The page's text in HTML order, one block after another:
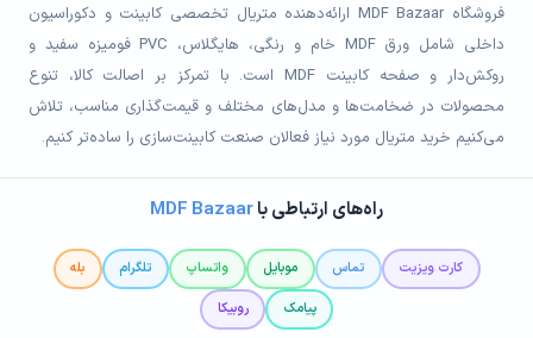
فروشگاه MDF Bazaar ارائه‌دهنده متریال تخصصی کابینت و دکوراسیون
داخلی شامل ورق MDF خام و رنگی، هایگلاس، PVC فومیزه سفید و
روکش‌دار و صفحه کابینت MDF است. با تمرکز بر اصالت کالا، تنوع
محصولات در ضخامت‌ها و مدل‌های مختلف و قیمت‌گذاری مناسب، تلاش
می‌کنیم خرید متریال مورد نیاز فعالان صنعت کابینت‌سازی را ساده‌تر کنیم.
راه‌های ارتباطی باMDF Bazaar
کارت ویزیت تماس موبایل واتساپ تلگرام
بله
پیامک
روبیکا